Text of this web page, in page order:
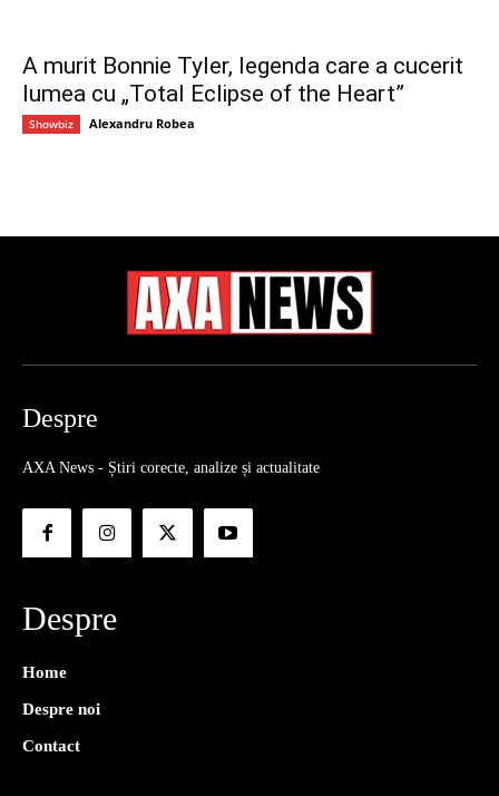
A murit Bonnie Tyler, legenda care a cucerit
lumea cu „Total Eclipse of the Heart”
Showbiz Alexandru Robea
Despre
AXA News - Știri corecte, analize și actualitate
Despre
Home
Despre noi
Contact